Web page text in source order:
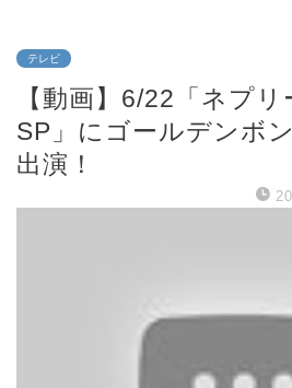
テレビ
【動画】6/22「ネプ
SP」にゴールデンボ
出演！